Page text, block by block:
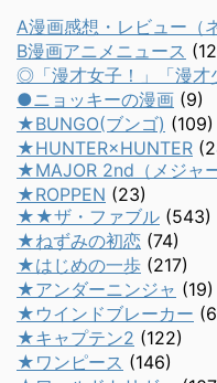
A漫画感想・レビュー（
B漫画アニメニュース
◎「漫才女子！」「漫才
●ニョッキーの漫画 (9)
★BUNGO(ブンゴ) (109)
★HUNTER×HUNTER
★MAJOR 2nd（メジャ
★ROPPEN (23)
★★ザ・ファブル (543)
★ねずみの初恋 (74)
★はじめの一歩 (217)
★アンダーニンジャ (19)
★ウインドブレーカー
★キャプテン2 (122)
★ワンピース (146)